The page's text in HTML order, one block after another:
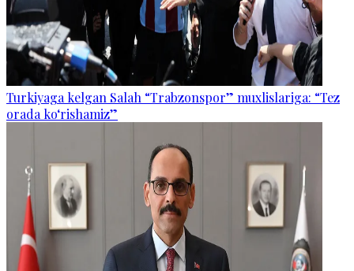
Turkiyaga kelgan Salah “Trabzonspor” muxlislariga: “Tez
orada ko‘rishamiz”